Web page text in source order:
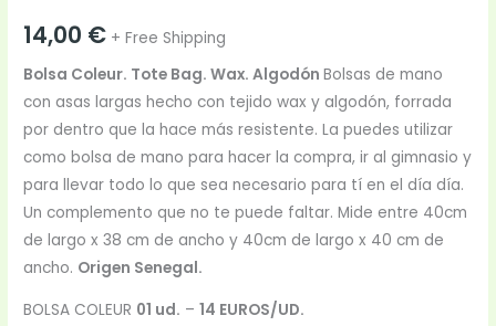
14,00 € + Free Shipping
Bolsa Coleur. Tote Bag. Wax. AlgodónBolsas de mano
con asas largas hecho con tejido wax y algodón, forrada
por dentro que la hace más resistente. La puedes utilizar
como bolsa de mano para hacer la compra, ir al gimnasio y
para llevar todo lo que sea necesario para tí en el día día.
Un complemento que no te puede faltar. Mide entre 40cm
de largo x 38 cm de ancho y 40cm de largo x 40 cm de
ancho. Origen Senegal.
BOLSA COLEUR 01 ud. –14 EUROS/UD.